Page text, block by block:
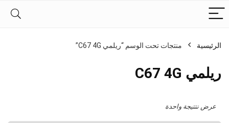
الرئيسية منتجات تحت الوسم “ريلمي C67 4G”
ريلمي C67 4G
عرض نتتيجة واحدة